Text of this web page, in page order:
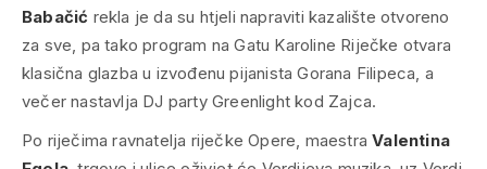
Babačić rekla je da su htjeli napraviti kazalište otvoreno
za sve, pa tako program na Gatu Karoline Riječke otvara
klasična glazba u izvođenu pijanista Gorana Filipeca, a
večer nastavlja DJ party Greenlight kod Zajca.
Po riječima ravnatelja riječke Opere, maestraValentina